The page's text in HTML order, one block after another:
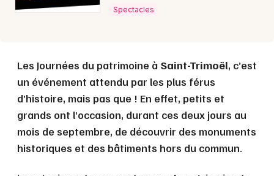
Spectacles
Les Journées du patrimoine à Saint-Trimoël, c’est
un événement attendu par les plus férus
d’histoire, mais pas que ! En effet, petits et
grands ont l’occasion, durant ces deux jours au
mois de septembre, de découvrir des monuments
historiques et des bâtiments hors du commun.